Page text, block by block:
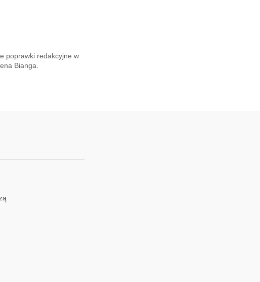
poprawki redakcyjne w
Bianga.